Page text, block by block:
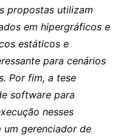
propostas utilizam
em hipergráficos e
estáticos e
para cenários
Por fim, a tese
software para
nesses
gerenciador de